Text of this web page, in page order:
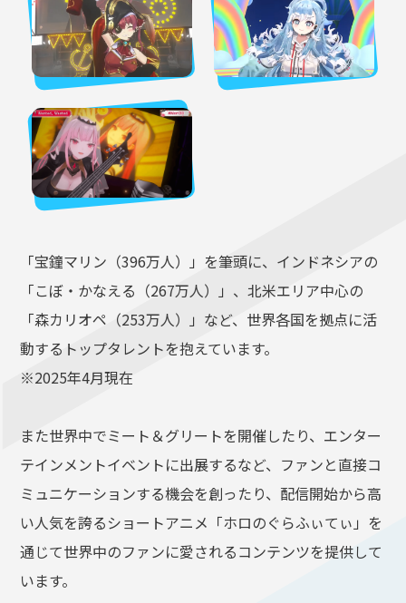
「宝鐘マリン（396万人）」を筆頭に、インドネシアの
「こぼ・かなえる（267万人）」、北米エリア中心の
「森カリオペ（253万人）」など、世界各国を拠点に活
動するトップタレントを抱えています。
※2025年4月現在
また世界中でミート＆グリートを開催したり、エンター
テインメントイベントに出展するなど、ファンと直接コ
ミュニケーションする機会を創ったり、配信開始から高
い人気を誇るショートアニメ「ホロのぐらふぃてぃ」を
通じて世界中のファンに愛されるコンテンツを提供して
います。